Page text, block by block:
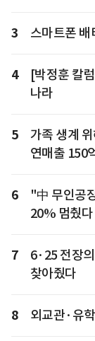
3 스마트폰 배
4
[박정훈 칼
나라
5
가족 생계
연매출 150
6
"中 무인공
20% 멈췄다
7
6·25 전장
찾아줬다
8 외교관·유